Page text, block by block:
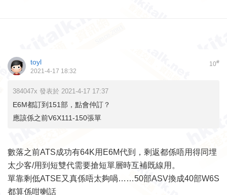
10#
toyl
2021-4-17 18:32
384047x 發表於 2021-4-17 17:37
E6M都訂到151部，點會仲訂？
應該係之前V6X111-150張單
數落之前ATS成功有64K用E6M代到，剩返都係唔用得同埋
太少客/用到短雙代需要搶短單層時互補既線用。
單靠剩低ATSE又真係唔太夠喎……50部ASV換成40部W6S
都算係咁喇話